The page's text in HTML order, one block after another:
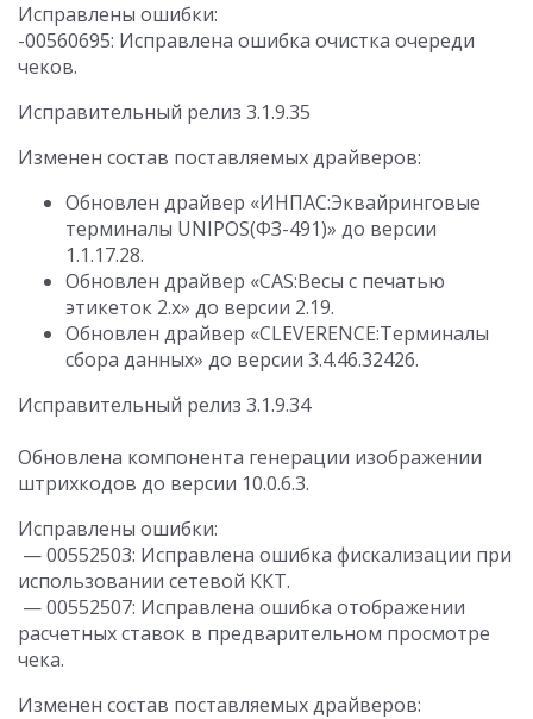
Исправлены ошибки:
-00560695: Исправлена ошибка очистка очереди
чеков.
Исправительный релиз 3.1.9.35
Изменен состав поставляемых драйверов:
Обновлен драйвер «ИНПАС:Эквайринговые
терминалы UNIPOS(ФЗ-491)» до версии
1.1.17.28.
Обновлен драйвер «CAS:Весы с печатью
этикеток 2.х» до версии 2.19.
Обновлен драйвер «CLEVERENCE:Терминалы
сбора данных» до версии 3.4.46.32426.
Исправительный релиз 3.1.9.34
Обновлена компонента генерации изображении
штрихкодов до версии 10.0.6.3.
Исправлены ошибки:
— 00552503: Исправлена ошибка фискализации при
использовании сетевой ККТ.
— 00552507: Исправлена ошибка отображении
расчетных ставок в предварительном просмотре
чека.
Изменен состав поставляемых драйверов: